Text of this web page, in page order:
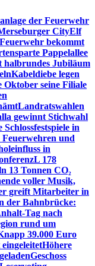
der Feuerwehr
CityElf
bekommt
Pappelallee
halbrundes Jubiläum
Kabeldiebe legen
Oktober seine Filiale
Landratswahlen
gewinnt Stichwahl
Schlossfestspiele in
und
in
L 178
13 Tonnen CO₂
voller Musik,
greift Mitarbeiter in
der Bahnbrücke:
Tag nach
rund um
39.000 Euro
Höhere
Geschoss